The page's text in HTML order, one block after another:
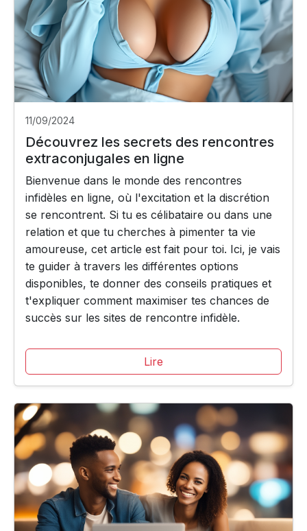
11/09/2024
Découvrez les secrets des rencontres
extraconjugales en ligne
Bienvenue dans le monde des rencontres
infidèles en ligne, où l'excitation et la discrétion
se rencontrent. Si tu es célibataire ou dans une
relation et que tu cherches à pimenter ta vie
amoureuse, cet article est fait pour toi. Ici, je vais
te guider à travers les différentes options
disponibles, te donner des conseils pratiques et
t'expliquer comment maximiser tes chances de
succès sur les sites de rencontre infidèle.
Lire